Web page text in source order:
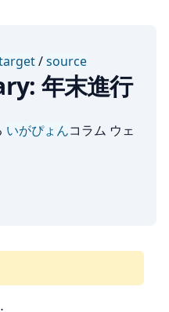
/source
年末進行
いがぴょんコラム ウェ